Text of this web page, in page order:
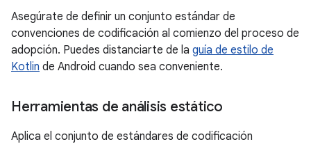
Asegúrate de definir un conjunto estándar de
convenciones de codificación al comienzo del proceso de
adopción. Puedes distanciarte de la guía de estilo de
Kotlin de Android cuando sea conveniente.
Herramientas de análisis estático
Aplica el conjunto de estándares de codificación